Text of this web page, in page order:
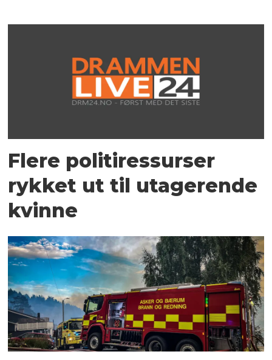
Flere politiressurser
rykket ut til utagerende
kvinne